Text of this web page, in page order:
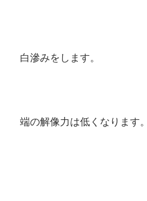
白滲みをします。
端の解像力は低くなります。